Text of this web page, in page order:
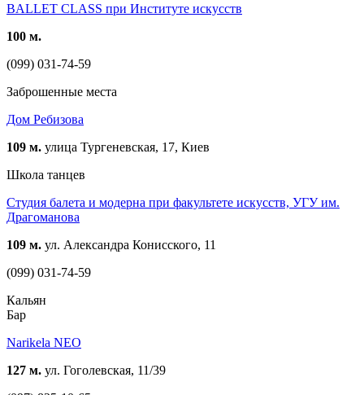
BALLET CLASS при Институте искусств
100 м.
(099) 031-74-59
Заброшенные места
Дом Ребизова
109 м. улица Тургеневская, 17, Киев
Школа танцев
Студия балета и модерна при факультете искусств, УГУ им.
Драгоманова
109 м. ул. Александра Конисского, 11
(099) 031-74-59
Кальян
Бар
Narikela NEO
127 м. ул. Гоголевская, 11/39